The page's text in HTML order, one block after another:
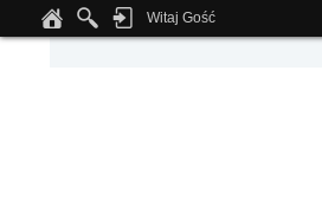
Notice: Undefined index: tapatalk_body_hook in
Witaj Gość